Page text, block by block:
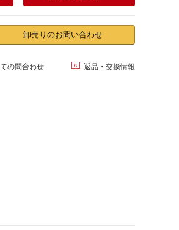
卸売りのお問い合わせ
の問合わせ  返品・交換情報